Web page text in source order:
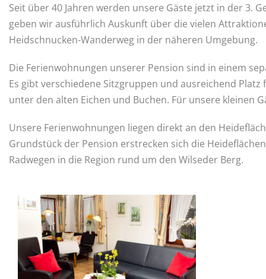
Seit über 40 Jahren werden unsere Gäste jetzt in der 3.
geben wir ausführlich Auskunft über die vielen
Heidschnucken-Wanderweg in der näheren Umgebung.
Die Ferienwohnungen unserer Pension sind in einem
Es gibt verschiedene Sitzgruppen und ausreichend
unter den alten Eichen und Buchen. Für unsere kleinen
Unsere Ferienwohnungen liegen direkt an den
Grundstück der Pension erstrecken sich die
Radwegen in die Region rund um den Wilseder Berg.